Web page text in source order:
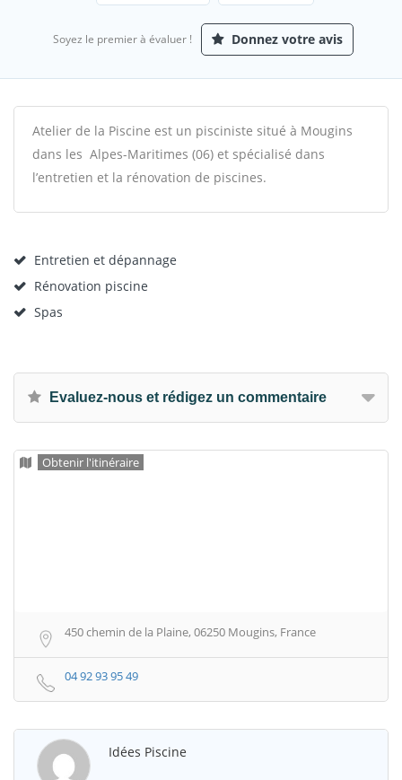
Soyez le premier à évaluer ! Donnez votre avis
Atelier de la Piscine est un pisciniste situé à Mougins
dans les Alpes-Maritimes (06) et spécialisé dans
l’entretien et la rénovation de piscines.
Entretien et dépannage
Rénovation piscine
Spas
Evaluez-nous et rédigez un commentaire
Obtenir l'itinéraire
450 chemin de la Plaine, 06250 Mougins, France
04 92 93 95 49
Idées Piscine